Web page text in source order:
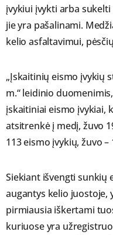
įvykiui įvykti arba
jie yra pašalinami.
kelio asfaltavimui,
„Įskaitinių eismo įvykių
m.“ leidinio
įskaitiniai eismo
atsitrenkė į medį, žuvo
113 eismo įvykių, žuvo –
Siekiant išvengti sunkių
augantys kelio juostoje,
pirmiausia iškertami
kuriuose yra